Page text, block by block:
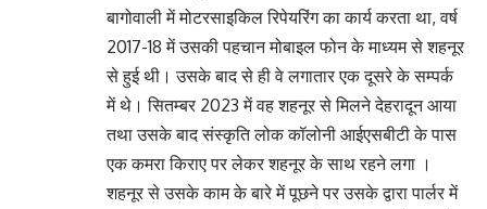
बागोवाली में मोटरसाइकिल रिपेयरिंग का कार्य करता था, वर्ष
2017-18 में उसकी पहचान मोबाइल फोन के माध्यम से शहनूर
से हुई थी। उसके बाद से ही वे लगातार एक दूसरे के सम्पर्क
में थे। सितम्बर 2023 में वह शहनूर से मिलने देहरादून आया
तथा उसके बाद संस्कृति लोक कॉलोनी आईएसबीटी के पास
एक कमरा किराए पर लेकर शहनूर के साथ रहने लगा ।
शहनूर से उसके काम के बारे में पूछने पर उसके द्वारा पार्लर में